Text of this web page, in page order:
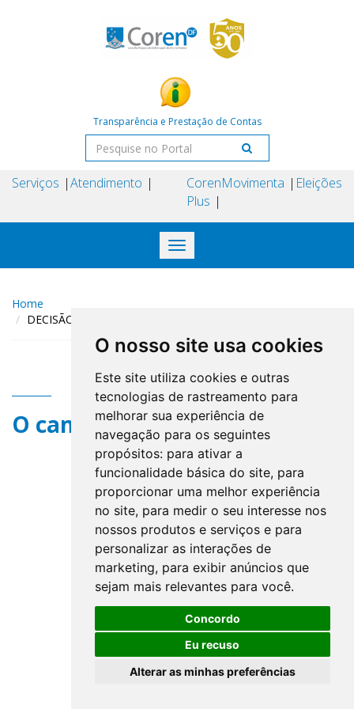
O nosso site usa cookies
Este site utiliza cookies e outras
tecnologias de rastreamento para
melhorar sua experiência de
navegação para os seguintes
propósitos: para ativar a
funcionalidade básica do site, para
proporcionar uma melhor experiência
no site, para medir o seu interesse nos
nossos produtos e serviços e para
personalizar as interações de
marketing, para exibir anúncios que
sejam mais relevantes para você.
Concordo
Eu recuso
Alterar as minhas preferências
Transparência e Prestação de Contas
Serviços Atendimento
Coren
Plus
Movimenta Eleições
Toggle
navigation
Home
DECISÃO AD REFERENDUM COREN-DF N° 413/2023
O campo title não existe.